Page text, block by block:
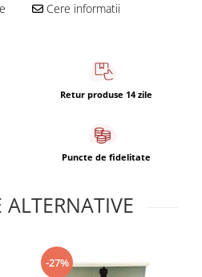
Cere informatii
Retur produse 14 zile
Puncte de fidelitate
ALTERNATIVE
-27%